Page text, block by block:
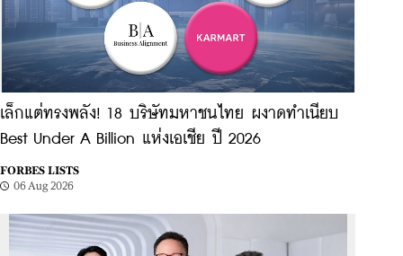
เล็กแต่ทรงพลัง! 18 บริษัทมหาชนไทย ผงาดทำเนียบ
Best Under A Billion แห่งเอเชีย ปี 2026
FORBES LISTS
06 Aug 2026